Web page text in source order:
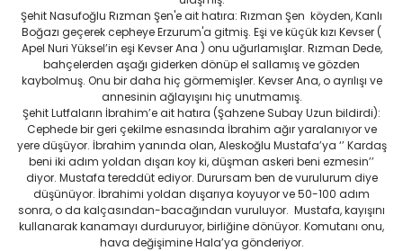
Şehit Nasufoğlu Rızman Şen'e ait hatıra: Rızman Şen köyden, Kanlı
Boğazı geçerek cepheye Erzurum'a gitmiş. Eşi ve küçük kızı Kevser (
Apel Nuri Yüksel’in eşi Kevser Ana ) onu uğurlamışlar. Rızman Dede,
bahçelerden aşağı giderken dönüp el sallamış ve gözden
kaybolmuş. Onu bir daha hiç görmemişler. Kevser Ana, o ayrılışı ve
annesinin ağlayışını hiç unutmamış.
Şehit Lutfaların İbrahim’e ait hatıra (Şahzene Subay Uzun bildirdi):
Cephede bir geri çekilme esnasında İbrahim ağır yaralanıyor ve
yere düşüyor. İbrahim yanında olan, Aleskoğlu Mustafa’ya ‘’ Kardaş
beni iki adım yoldan dışarı koy ki, düşman askeri beni ezmesin’’
diyor. Mustafa tereddüt ediyor. Durursam ben de vurulurum diye
düşünüyor. İbrahimi yoldan dışarıya koyuyor ve 50-100 adım
sonra, o da kalçasından-bacağından vuruluyor. Mustafa, kayışını
kullanarak kanamayı durduruyor, birliğine dönüyor. Komutanı onu,
hava değişimine Hala’ya gönderiyor.